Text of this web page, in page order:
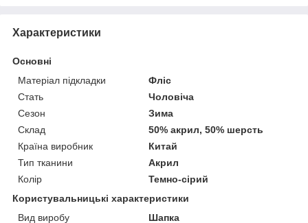
Характеристики
Основні
Матеріал підкладки
Фліс
Стать
Чоловіча
Сезон
Зима
Склад
50% акрил, 50% шерсть
Країна виробник
Китай
Тип тканини
Акрил
Колір
Темно-сірий
Користувальницькі характеристики
Вид виробу
Шапка